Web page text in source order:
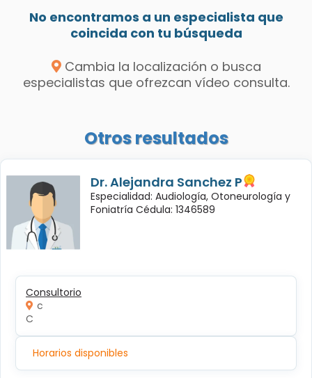
No encontramos a un especialista que
coincida con tu búsqueda
Cambia la localización o busca
especialistas que ofrezcan vídeo consulta.
Otros resultados
Dr. Alejandra Sanchez P
Especialidad: Audiología, Otoneurología y
Foniatría Cédula: 1346589
Consultorio
c
C
Horarios disponibles